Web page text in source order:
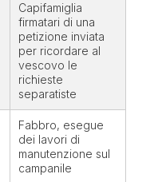
Capifamiglia
firmatari di una
petizione inviata
per ricordare al
vescovo le
richieste
separatiste
Fabbro, esegue
dei lavori di
manutenzione sul
campanile